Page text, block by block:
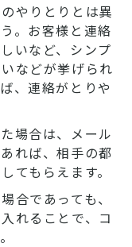
やりとりとは異
。お客様と連絡
いなど、シンプ
などが挙げられ
、連絡がとりや
場合は、メール
れば、相手の都
てもらえます。
合であっても、
れることで、コ